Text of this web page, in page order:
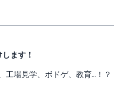
ます！
場見学、ボドゲ、教育...！